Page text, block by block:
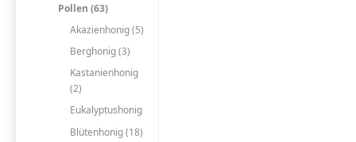
Pollen (63)
Akazienhonig (5)
Berghonig (3)
Kastanienhonig
(2)
Eukalyptushonig
Blütenhonig (18)